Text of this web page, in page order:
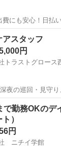
の他銀行165円と業
プリがあるので、
アスタッフ
円
トラストグロース
夜の巡回・見守り
します。 ※当日の状況に
ロア」または「有
ます。...
で勤務OKのデ
）
円
ニチイ学館